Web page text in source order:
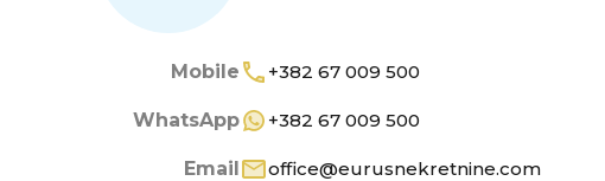
Mobile +382 67 009 500
WhatsApp +382 67 009 500
Email office@eurusnekretnine.com